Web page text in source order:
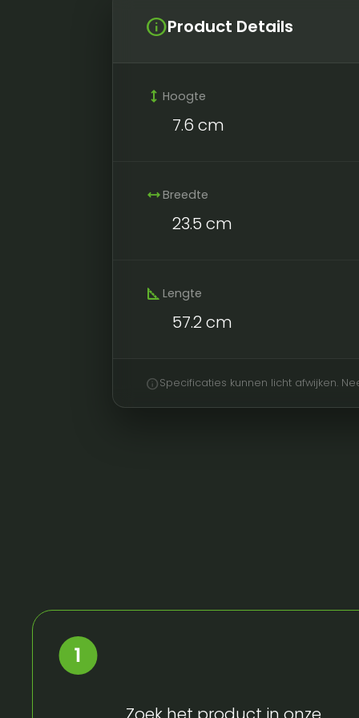
infoProduct Details
height Hoogte
7.6 cm
widthBreedte
23.5 cm
square_foot Lengte
57.2 cm
infoSpecificaties kunnen licht afwijken.